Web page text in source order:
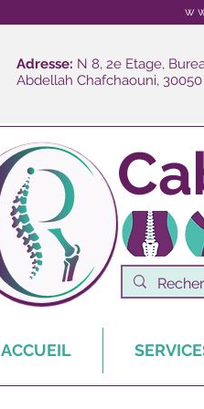
Adresse: N 8, 2e Etage,
Abdellah Chafchaouni,
ACCUEIL